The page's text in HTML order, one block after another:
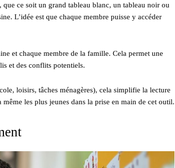
que ce soit un grand tableau blanc, un tableau noir ou
L’idée est que chaque membre puisse y accéder
et chaque membre de la famille. Cela permet une
et des conflits potentiels.
loisirs, tâches ménagères), cela simplifie la lecture
les plus jeunes dans la prise en main de cet outil.